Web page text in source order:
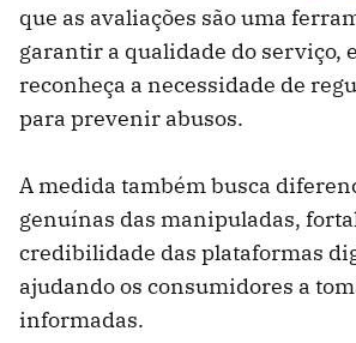
que as avaliações são uma
garantir a qualidade do serviço,
reconheça a necessidade de
para prevenir abusos.
A medida também busca
genuínas das manipuladas,
credibilidade das plataformas
ajudando os consumidores a
informadas.